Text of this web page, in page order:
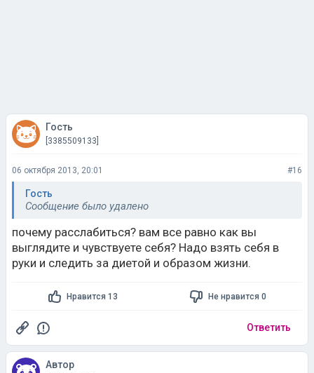
Гость
[3385509133]
06 октября 2013, 20:01 #16
Гость
Сообщение было удалено
почему расслабиться? вам все равно как вы
выглядите и чувствуете себя? Надо взять себя в
руки и следить за диетой и образом жизни.
Нравится 13 Не нравится 0
Ответить
Автор